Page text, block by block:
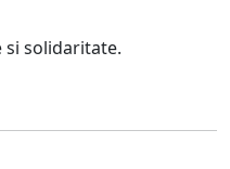
solidaritate.